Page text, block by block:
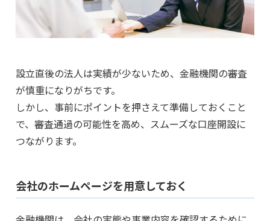
設立直後の法人は実績が少ないため、金融機関の審査
が慎重になりがちです。
しかし、事前にポイントを押さえて準備しておくこと
で、審査通過の可能性を高め、スムーズな口座開設に
つながります。
会社のホームページを用意しておく